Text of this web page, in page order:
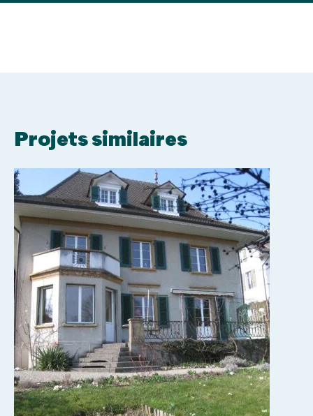
Projets similaires